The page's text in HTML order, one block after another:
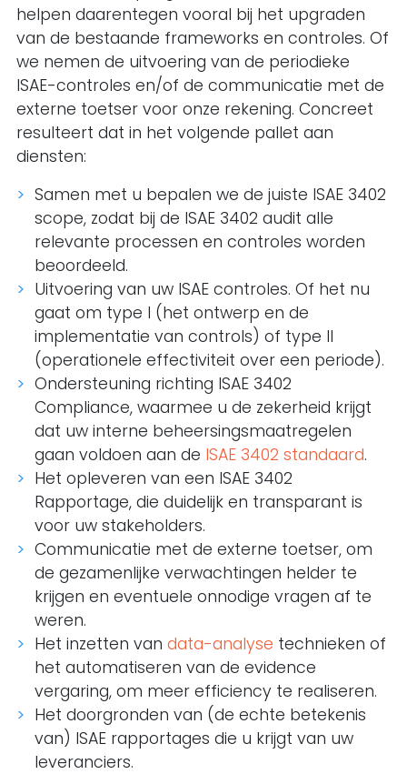
helpen daarentegen vooral bij het upgraden
van de bestaande frameworks en controles. Of
we nemen de uitvoering van de periodieke
ISAE-controles en/of de communicatie met de
externe toetser voor onze rekening. Concreet
resulteert dat in het volgende pallet aan
diensten:
Samen met u bepalen we de juiste ISAE 3402
scope, zodat bij de ISAE 3402 audit alle
relevante processen en controles worden
beoordeeld.
Uitvoering van uw ISAE controles. Of het nu
gaat om type I (het ontwerp en de
implementatie van controls) of type II
(operationele effectiviteit over een periode).
Ondersteuning richting ISAE 3402
Compliance, waarmee u de zekerheid krijgt
dat uw interne beheersingsmaatregelen
gaan voldoen aan de ISAE 3402 standaard.
Het opleveren van een ISAE 3402
Rapportage, die duidelijk en transparant is
voor uw stakeholders.
Communicatie met de externe toetser, om
de gezamenlijke verwachtingen helder te
krijgen en eventuele onnodige vragen af te
weren.
Het inzetten van data-analyse technieken of
het automatiseren van de evidence
vergaring, om meer efficiency te realiseren.
Het doorgronden van (de echte betekenis
van) ISAE rapportages die u krijgt van uw
leveranciers.